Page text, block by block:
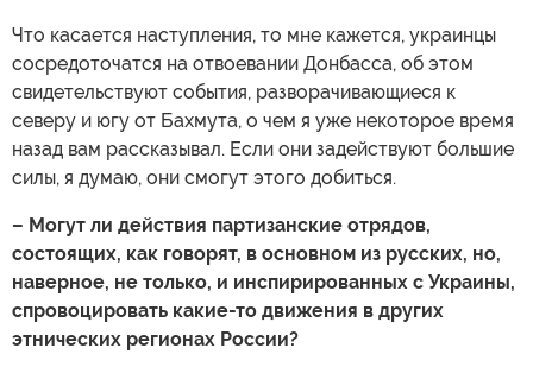
Что касается наступления, то мне кажется, украинцы
сосредоточатся на отвоевании Донбасса, об этом
свидетельствуют события, разворачивающиеся к
северу и югу от Бахмута, о чем я уже некоторое время
назад вам рассказывал. Если они задействуют большие
силы, я думаю, они смогут этого добиться.
– Могут ли действия партизанские отрядов,
состоящих, как говорят, в основном из русских, но,
наверное, не только, и инспирированных с Украины,
спровоцировать какие-то движения в других
этнических регионах России?